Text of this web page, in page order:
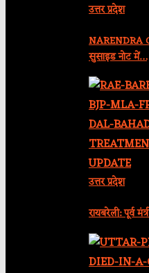
उत्तर प्रदेश
NARENDRA
सुसाइड नोट में…
उत्तर प्रदेश
रायबरेली: पूर्व